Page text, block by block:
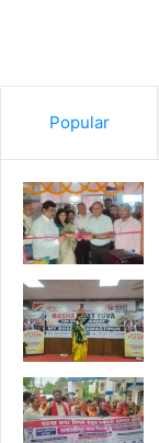
Popular